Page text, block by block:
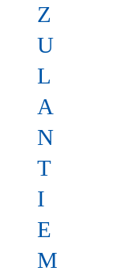
Z
U
L
A
N
T
I
E
M